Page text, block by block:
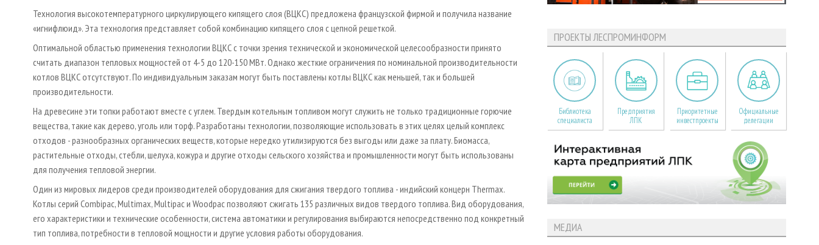
Технология высокотемпературного циркулирующего кипящего слоя (ВЦКС) предложена французской фирмой и получила название
«игнифлюид». Эта технология представляет собой комбинацию кипящего слоя с цепной решеткой.
Оптимальной областью применения технологии ВЦКС с точки зрения технической и экономической целесообразности принято
считать диапазон тепловых мощностей от 4-5 до 120-150 МВт. Однако жесткие ограничения по номинальной производительности
котлов ВЦКС отсутствуют. По индивидуальным заказам могут быть поставлены котлы ВЦКС как меньшей, так и большей
производительности.
На древесине эти топки работают вместе с углем. Твердым котельным топливом могут служить не только традиционные горючие
вещества, такие как дерево, уголь или торф. Разработаны технологии, позволяющие использовать в этих целях целый комплекс
отходов - разнообразных органических веществ, которые нередко утилизируются без выгоды или даже за плату. Биомасса,
растительные отходы, стебли, шелуха, кожура и другие отходы сельского хозяйства и промышленности могут быть использованы
для получения тепловой энергии.
Один из мировых лидеров среди производителей оборудования для сжигания твердого топлива - индийский концерн Thermax.
Котлы серий Combipac, Multimax, Multipac и Woodpac позволяют сжигать 135 различных видов твердого топлива. Вид оборудования,
его характеристики и технические особенности, система автоматики и регулирования выбираются непосредственно под конкретный
тип топлива, потребности в тепловой мощности и другие условия работы оборудования.
ПРОЕКТЫ ЛЕСПРОМИНФОРМ
Библиотека
специалиста
Предприятия
ЛПК
Приоритетные
инвестпроекты
Официальные
делегации
МЕДИА